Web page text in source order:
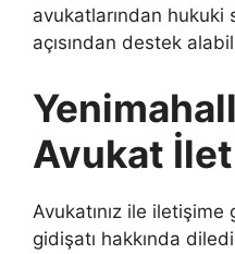
avukatlarından hukuki
açısından destek
Avukat
Avukatınız ile iletişime
gidişatı hakkında